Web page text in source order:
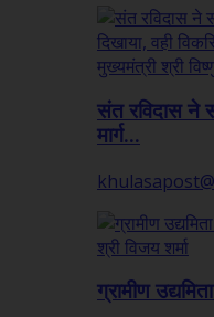
संत रविदास ने
मार्ग...
ग्रामीण